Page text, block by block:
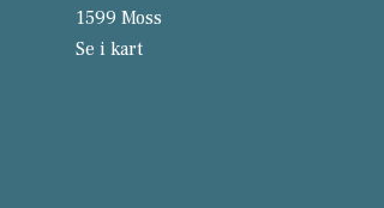
1599 Moss
Se i kart